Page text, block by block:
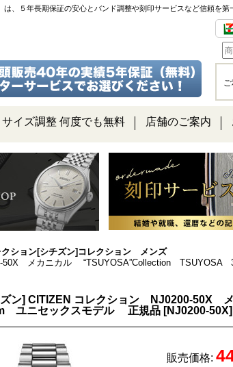
、５年長期保証の安心とバンド調整や刻印サービスなど信頼を第
サイズ調整 何度でも無料 店舗のご案内
ション[シチズン]コレクション メンズ
50X メカニカル “TSUYOSA”Collection
ズン] CITIZEN コレクション NJ0200-
ユニセックスモデル 正規品 [NJ0200-50X]
販売価格: